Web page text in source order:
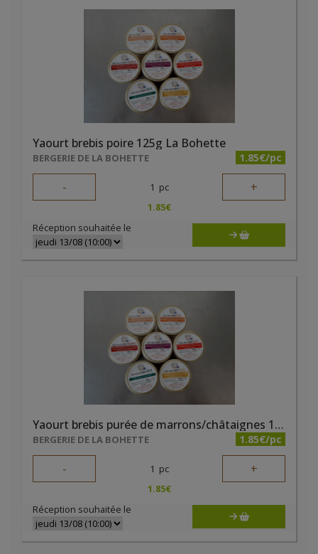
Yaourt brebis poire 125g La Bohette
BERGERIE DE LA BOHETTE 1.85€/pc
- 1 pc +
1.85€
Réception souhaitée le
Yaourt brebis purée de marrons/châtaignes 125g La Bohette
BERGERIE DE LA BOHETTE 1.85€/pc
- 1 pc +
1.85€
Réception souhaitée le